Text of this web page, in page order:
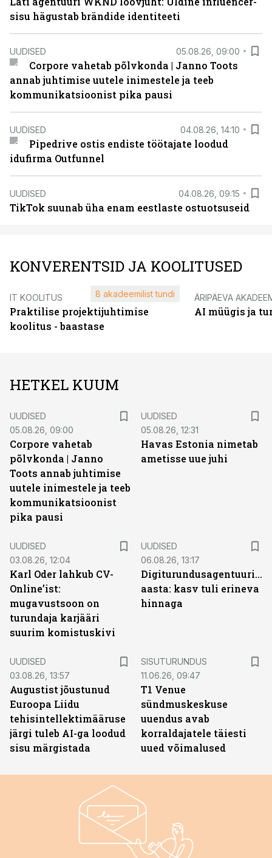
sisu hägustab brändide identiteeti
UUDISED 05.08.26, 09:00
Corpore vahetab põlvkonda | Janno Toots
annab juhtimise uutele inimestele ja teeb
kommunikatsioonist pika pausi
UUDISED 04.08.26, 14:10
Pipedrive ostis endiste töötajate loodud
idufirma Outfunnel
UUDISED 04.08.26, 09:15
TikTok suunab üha enam eestlaste ostuotsuseid
KONVERENTSID JA KOOLITUSED
IT KOOLITUS
Praktilise projektijuhtimise
koolitus - baastase
8 akadeemilist tundi ÄRIPÄEVA
AI müügis ja
HETKEL KUUM
UUDISED
05.08.26, 09:00
Corpore vahetab
põlvkonda | Janno
Toots annab juhtimise
uutele inimestele ja teeb
kommunikatsioonist
pika pausi
UUDISED
05.08.26, 12:31
Havas Estonia nimetab
ametisse uue juhi
UUDISED
03.08.26, 12:04
Karl Oder lahkub CV-
Online’ist:
mugavustsoon on
turundaja karjääri
suurim komistuskivi
UUDISED
06.08.26, 13:17
Digiturundusagentuuride
aasta: kasv tuli erineva
hinnaga
UUDISED
03.08.26, 13:57
Augustist jõustunud
Euroopa Liidu
tehisintellektimääruse
järgi tuleb AI-ga loodud
sisu märgistada
SISUTURUNDUS
11.06.26, 09:47
T1 Venue
sündmuskeskuse
uuendus avab
korraldajatele täiesti
uued võimalused